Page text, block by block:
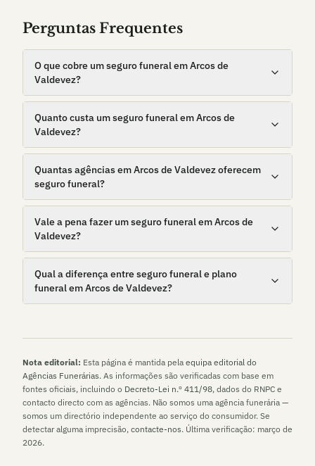
Perguntas Frequentes
O que cobre um seguro funeral em Arcos de
Valdevez?
Quanto custa um seguro funeral em Arcos de
Valdevez?
Quantas agências em Arcos de Valdevez oferecem
seguro funeral?
Vale a pena fazer um seguro funeral em Arcos de
Valdevez?
Qual a diferença entre seguro funeral e plano
funeral em Arcos de Valdevez?
Nota editorial: Esta página é mantida pela equipa editorial do
Agências Funerárias. As informações são verificadas com base em
fontes oficiais, incluindo o Decreto-Lei n.º 411/98, dados do RNPC e
contacto directo com as agências. Não somos uma agência funerária —
somos um directório independente ao serviço do consumidor. Se
detectar alguma imprecisão, contacte-nos. Última verificação: março de
2026.